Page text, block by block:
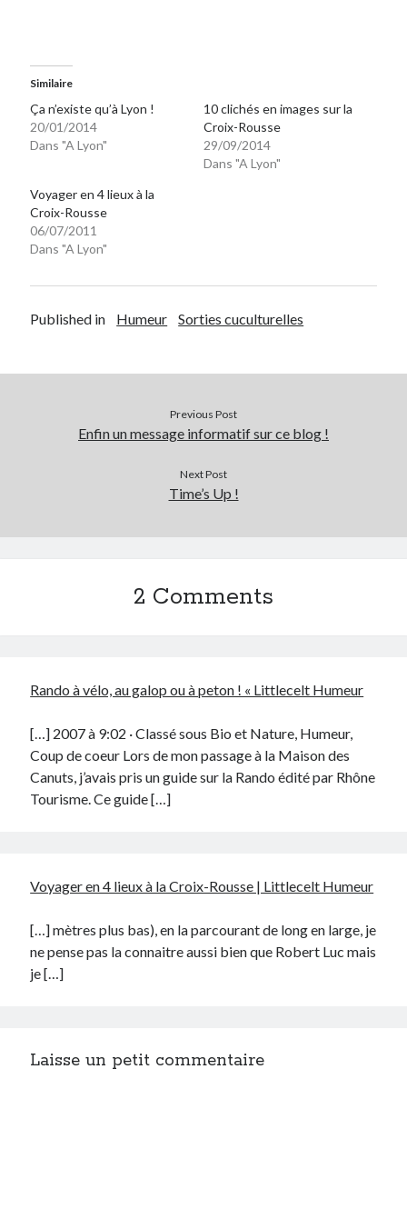
A Lyon
Bon plan du dimanche
Coup de coeur
Daddy
Engagé
Green
Humeur
Lectures
Lyon à Livre Ouvert
Non classé
Similaire
Ça n’existe qu’à Lyon !
20/01/2014
Dans "A Lyon"
10 clichés en images sur la
Croix-Rousse
29/09/2014
Dans "A Lyon"
Voyager en 4 lieux à la
Croix-Rousse
06/07/2011
Dans "A Lyon"
Published in Humeur Sorties cuculturelles
Previous Post
Enfin un message informatif sur ce blog !
Next Post
Time’s Up !
2 Comments
Rando à vélo, au galop ou à peton ! « Littlecelt Humeur
[…] 2007 à 9:02 · Classé sous Bio et Nature, Humeur,
Coup de coeur Lors de mon passage à la Maison des
Canuts, j’avais pris un guide sur la Rando édité par Rhône
Tourisme. Ce guide […]
Voyager en 4 lieux à la Croix-Rousse | Littlecelt Humeur
[…] mètres plus bas), en la parcourant de long en large, je
ne pense pas la connaitre aussi bien que Robert Luc mais
je […]
Laisse un petit commentaire